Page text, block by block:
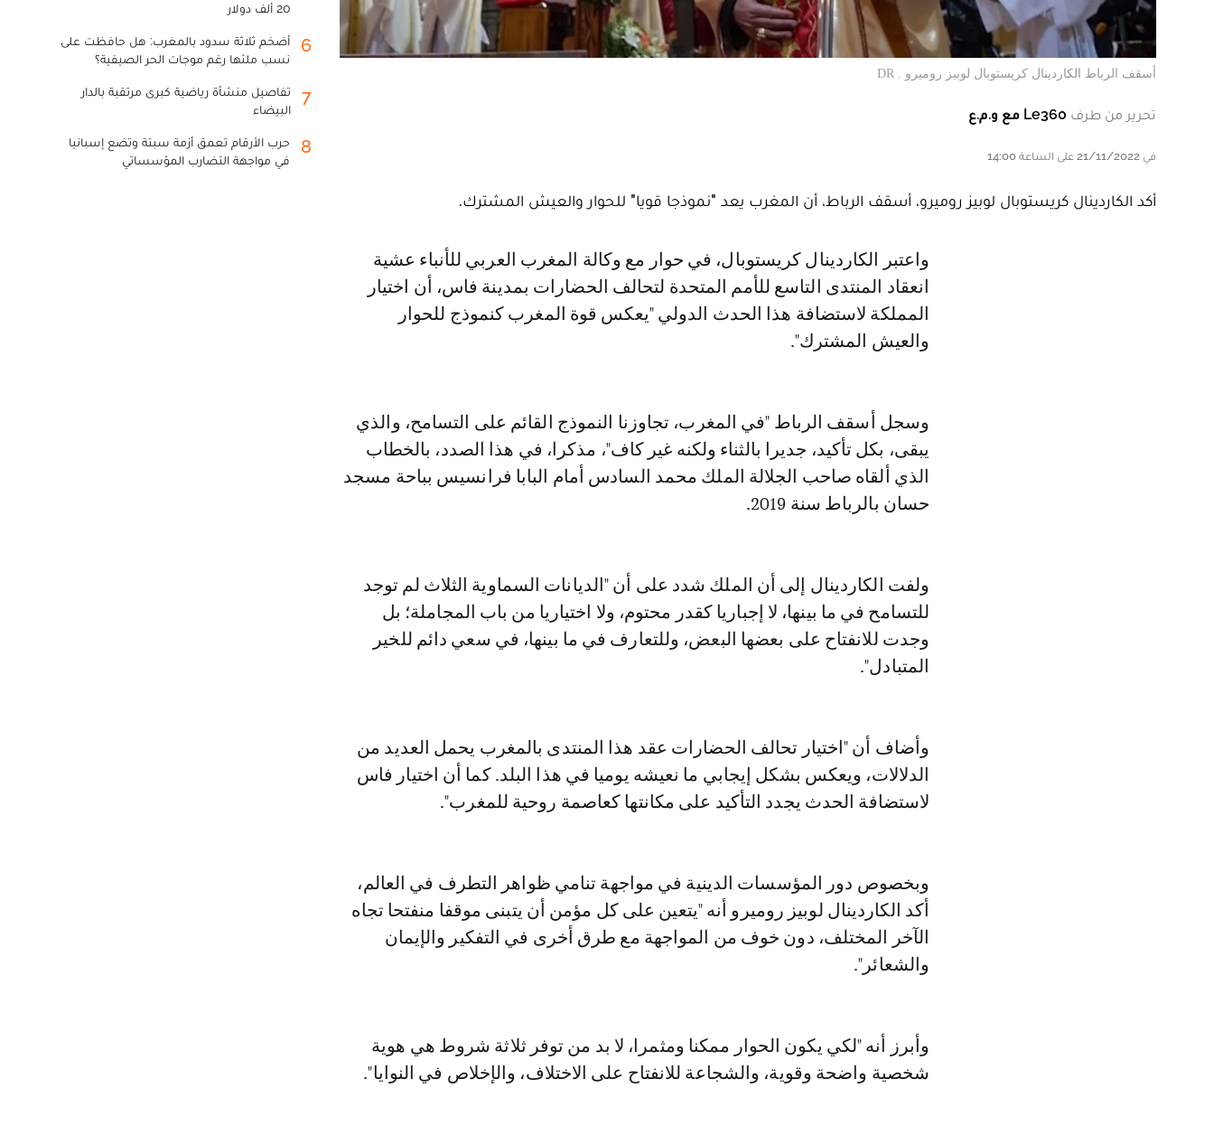
أسقف الرباط الكاردينال كريستوبال لوبيز روميرو . DR
تحرير من طرف Le360 مع و.م.ع
في 21/11/2022 على الساعة 14:00
أكد الكاردينال كريستوبال لوبيز روميرو، أسقف الرباط، أن المغرب يعد "نموذجا قويا" للحوار والعيش المشترك.
واعتبر الكاردينال كريستوبال، في حوار مع وكالة المغرب العربي للأنباء عشية
انعقاد المنتدى التاسع للأمم المتحدة لتحالف الحضارات بمدينة فاس، أن اختيار
المملكة لاستضافة هذا الحدث الدولي "يعكس قوة المغرب كنموذج للحوار
والعيش المشترك".
وسجل أسقف الرباط "في المغرب، تجاوزنا النموذج القائم على التسامح، والذي
يبقى، بكل تأكيد، جديرا بالثناء ولكنه غير كاف"، مذكرا، في هذا الصدد، بالخطاب
الذي ألقاه صاحب الجلالة الملك محمد السادس أمام البابا فرانسيس بباحة مسجد
حسان بالرباط سنة 2019.
ولفت الكاردينال إلى أن الملك شدد على أن "الديانات السماوية الثلاث لم توجد
للتسامح في ما بينها، لا إجباريا كقدر محتوم، ولا اختياريا من باب المجاملة؛ بل
وجدت للانفتاح على بعضها البعض، وللتعارف في ما بينها، في سعي دائم للخير
المتبادل".
وأضاف أن "اختيار تحالف الحضارات عقد هذا المنتدى بالمغرب يحمل العديد من
الدلالات، ويعكس بشكل إيجابي ما نعيشه يوميا في هذا البلد. كما أن اختيار فاس
لاستضافة الحدث يجدد التأكيد على مكانتها كعاصمة روحية للمغرب".
وبخصوص دور المؤسسات الدينية في مواجهة تنامي ظواهر التطرف في العالم،
أكد الكاردينال لوبيز روميرو أنه "يتعين على كل مؤمن أن يتبنى موقفا منفتحا تجاه
الآخر المختلف، دون خوف من المواجهة مع طرق أخرى في التفكير والإيمان
والشعائر".
وأبرز أنه "لكي يكون الحوار ممكنا ومثمرا، لا بد من توفر ثلاثة شروط هي هوية
شخصية واضحة وقوية، والشجاعة للانفتاح على الاختلاف، والإخلاص في النوايا".
20 ألف دولار
6
أضخم ثلاثة سدود بالمغرب: هل حافظت على
نسب ملئها رغم موجات الحر الصيفية؟
7
تفاصيل منشأة رياضية كبرى مرتقبة بالدار
البيضاء
8
حرب الأرقام تعمق أزمة سبتة وتضع إسبانيا
في مواجهة التضارب المؤسساتي